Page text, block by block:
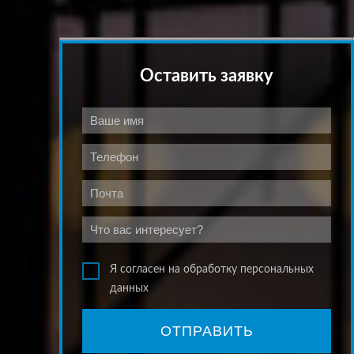
Оставить заявку
Я согласен на обработку персональных
данных